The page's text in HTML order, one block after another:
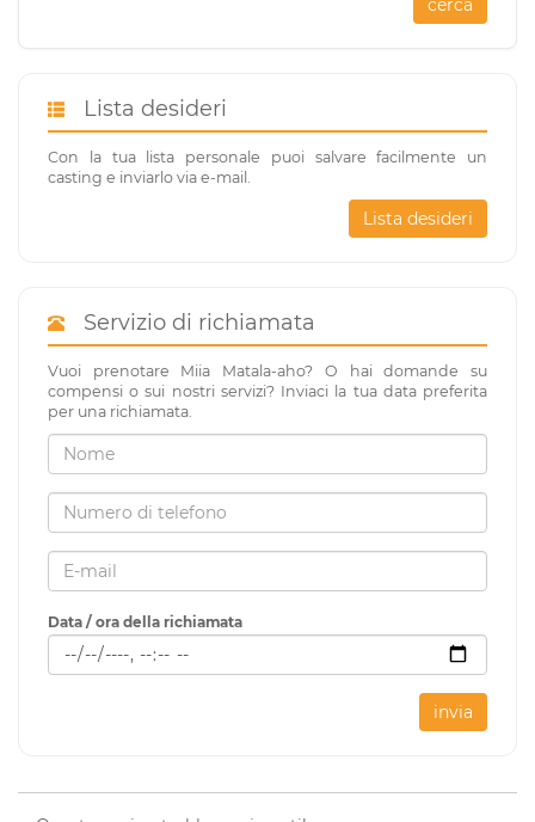
cerca
Lista desideri
Con la tua lista personale puoi salvare facilmente un
casting e inviarlo via e-mail.
Lista desideri
Servizio di richiamata
Vuoi prenotare Miia Matala-aho? O hai domande su
compensi o sui nostri servizi? Inviaci la tua data preferita
per una richiamata.
Data / ora della richiamata
invia